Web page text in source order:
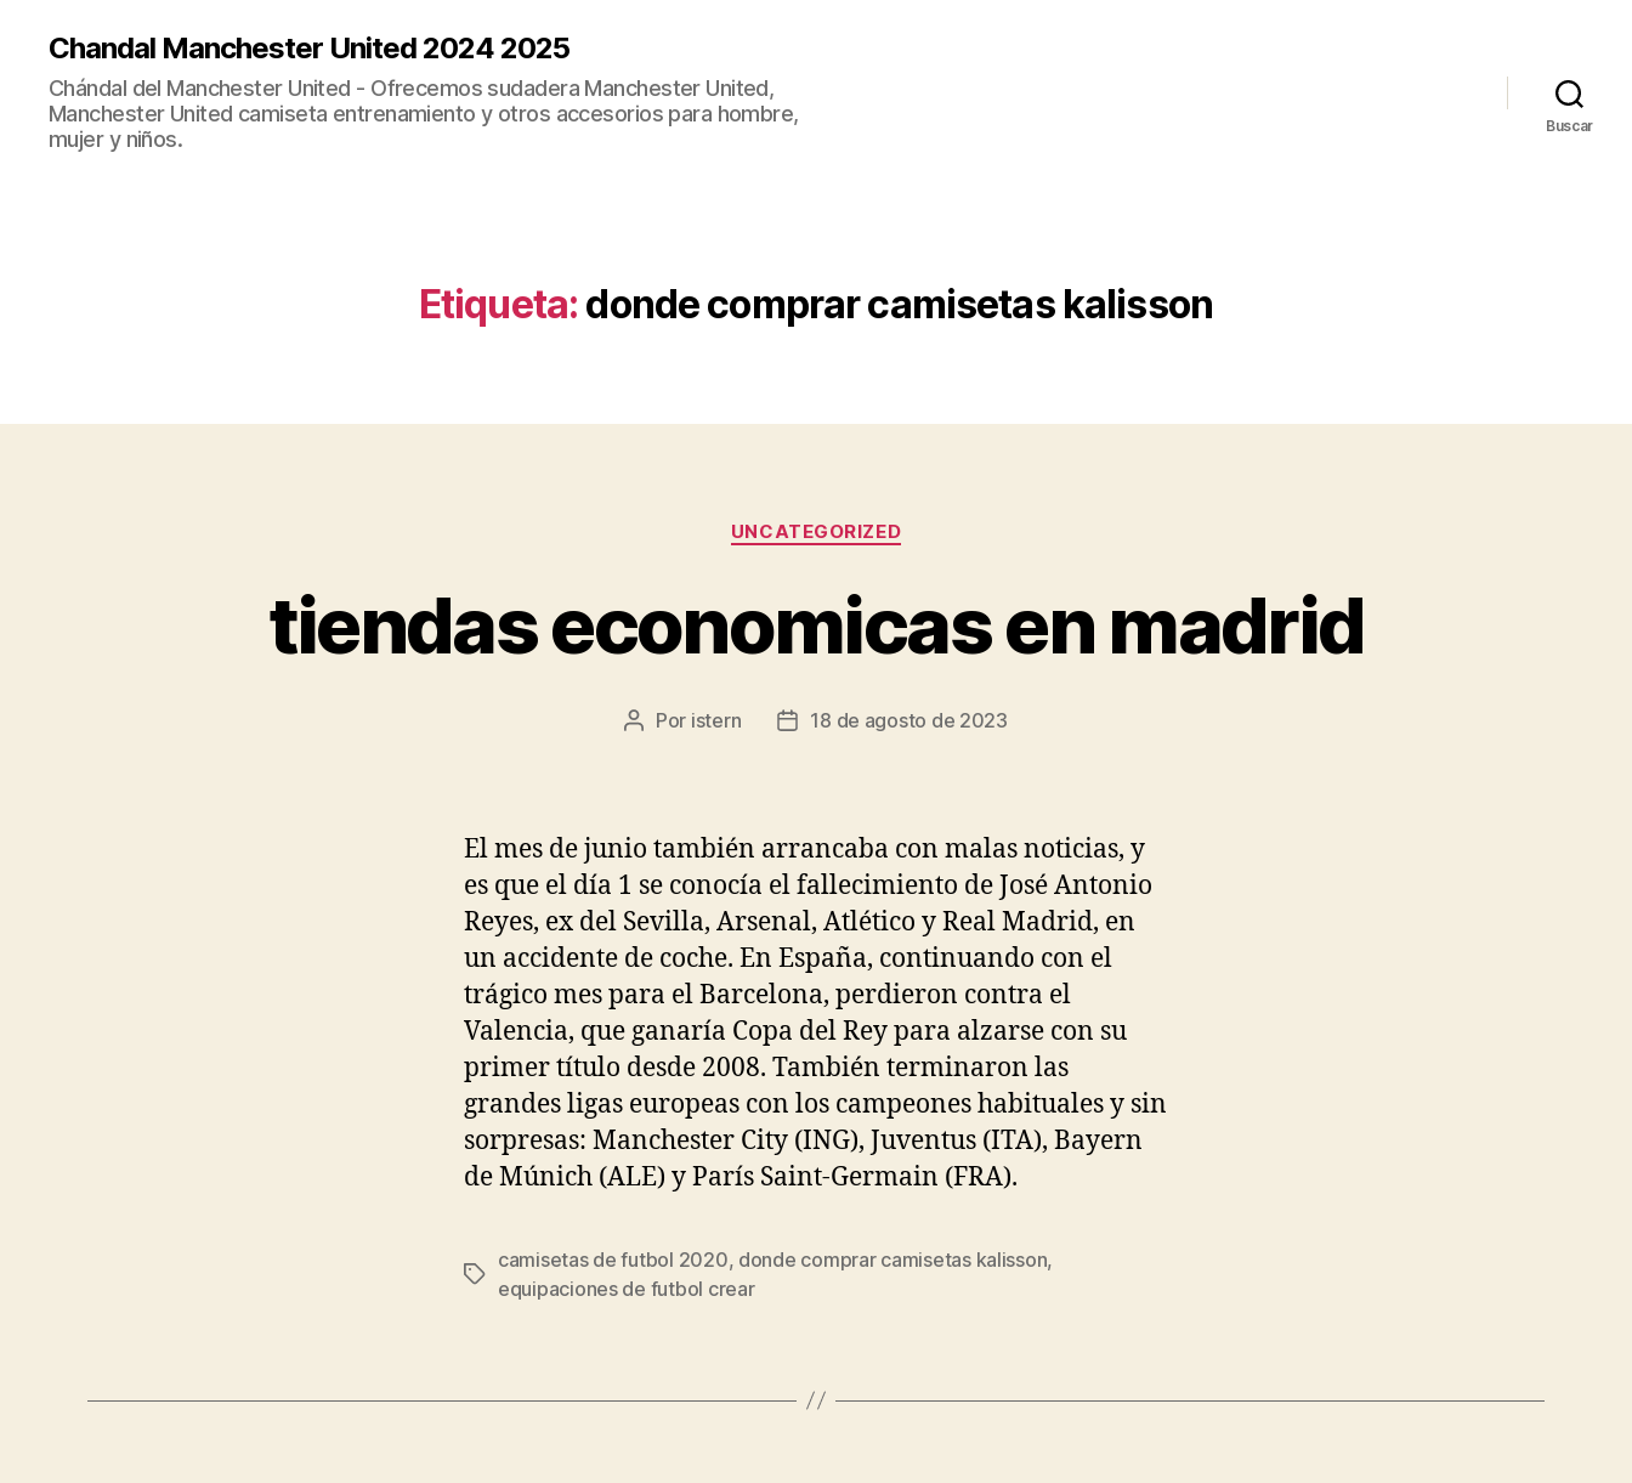
Chandal Manchester United 2024 2025
Chándal del Manchester United - Ofrecemos sudadera Manchester United,
Manchester United camiseta entrenamiento y otros accesorios para hombre,
mujer y niños.
Buscar
Etiqueta: donde comprar camisetas kalisson
Categorías
UNCATEGORIZED
tiendas economicas en madrid
Autor
Por istern
Fecha18 de agosto de 2023
El mes de junio también arrancaba con malas noticias, y
es que el día 1 se conocía el fallecimiento de José Antonio
Reyes, ex del Sevilla, Arsenal, Atlético y Real Madrid, en
un accidente de coche. En España, continuando con el
trágico mes para el Barcelona, perdieron contra el
Valencia, que ganaría Copa del Rey para alzarse con su
primer título desde 2008. También terminaron las
grandes ligas europeas con los campeones habituales y sin
sorpresas: Manchester City (ING), Juventus (ITA), Bayern
de Múnich (ALE) y París Saint-Germain (FRA).
Etiquetas
camisetas de futbol 2020, donde comprar camisetas kalisson,
equipaciones de futbol crear